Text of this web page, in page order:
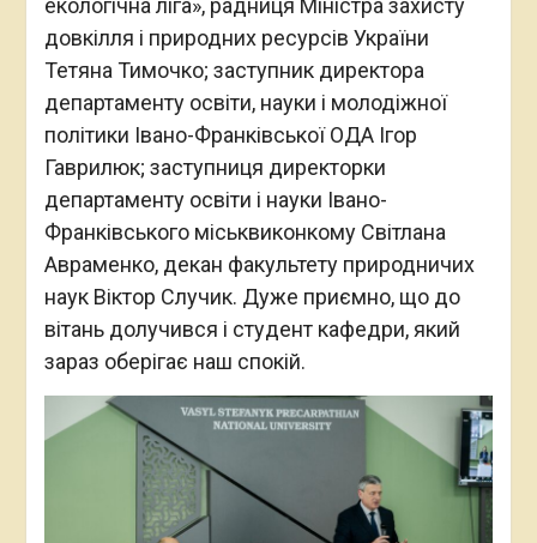
екологічна ліга», радниця Міністра захисту
довкілля і природних ресурсів України
Тетяна Тимочко; заступник директора
департаменту освіти, науки і молодіжної
політики Івано-Франківської ОДА Ігор
Гаврилюк; заступниця директорки
департаменту освіти і науки Івано-
Франківського міськвиконкому Світлана
Авраменко, декан факультету природничих
наук Віктор Случик. Дуже приємно, що до
вітань долучився і студент кафедри, який
зараз оберігає наш спокій.